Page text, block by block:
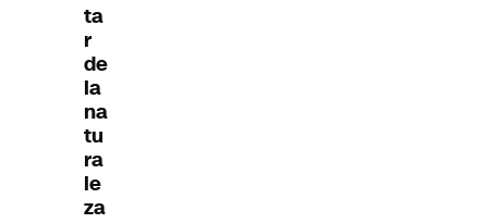
ta
r
de
la
na
tu
ra
le
za